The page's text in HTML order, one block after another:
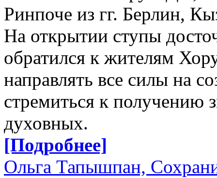
Ринпоче из гг. Берлин,
На открытии ступы
обратился к жителям
направлять все силы на
стремиться к получению
духовных.
[Подробнее]
Ольга Тапышпан,